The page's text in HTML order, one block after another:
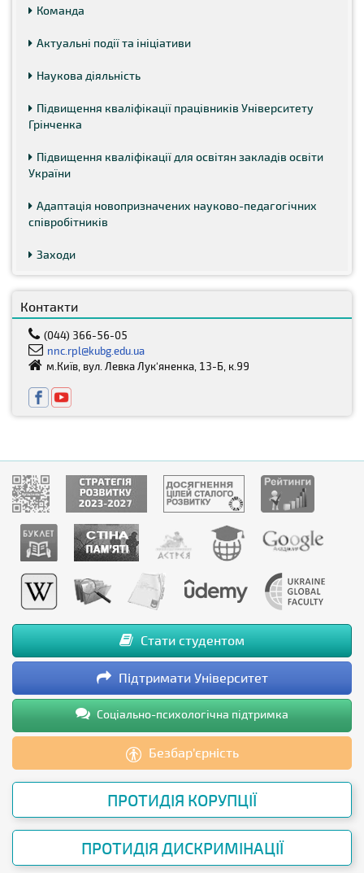
Команда
Актуальні події та ініціативи
Наукова діяльність
Підвищення кваліфікації працівників Університету
Грінченка
Підвищення кваліфікації для освітян закладів освіти
України
Адаптація новопризначених науково-педагогічних
співробітників
Заходи
Контакти
(044) 366-56-05
nnc.rpl@kubg.edu.ua
м.Київ, вул. Левка Лук‘яненка, 13-Б, к.99
Стати студентом
Підтримати Університет
Соціально-психологічна підтримка
Безбар’єрність
ПРОТИДІЯ КОРУПЦІЇ
ПРОТИДІЯ ДИСКРИМІНАЦІЇ